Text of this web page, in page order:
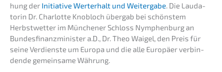
hung der Initia­ti­ve Werterhalt und Weiter­ga­be. Die Lauda­
to­rin Dr. Charlot­te Knobloch übergab bei schöns­tem
Herbst­wet­ter im Münche­ner Schloss Nymphen­burg an
Bundes­fi­nanz­mi­nis­ter a.D., Dr. Theo Waigel, den Preis für
seine Verdiens­te um Europa und die alle Europä­er verbin­
den­de gemein­sa­me Währung.